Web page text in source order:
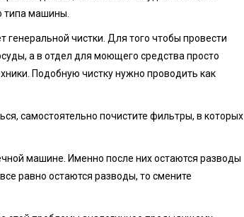
типа машины.
генеральной чистки. Для того чтобы провести
а в отдел для моющего средства просто
Подобную чистку нужно проводить как
самостоятельно почистите фильтры, в которых
машине. Именно после них остаются разводы
равно остаются разводы, то смените